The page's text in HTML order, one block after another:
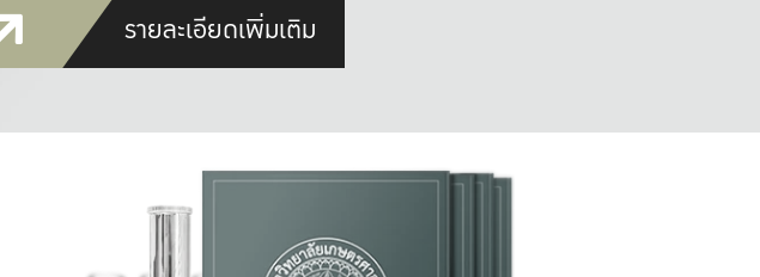
รายละเอียดเพิ่มเติม